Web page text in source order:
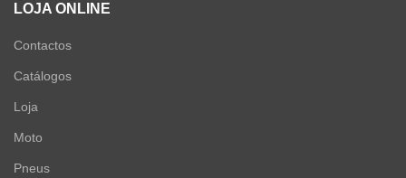
LOJA ONLINE
Contactos
Catálogos
Loja
Moto
Pneus